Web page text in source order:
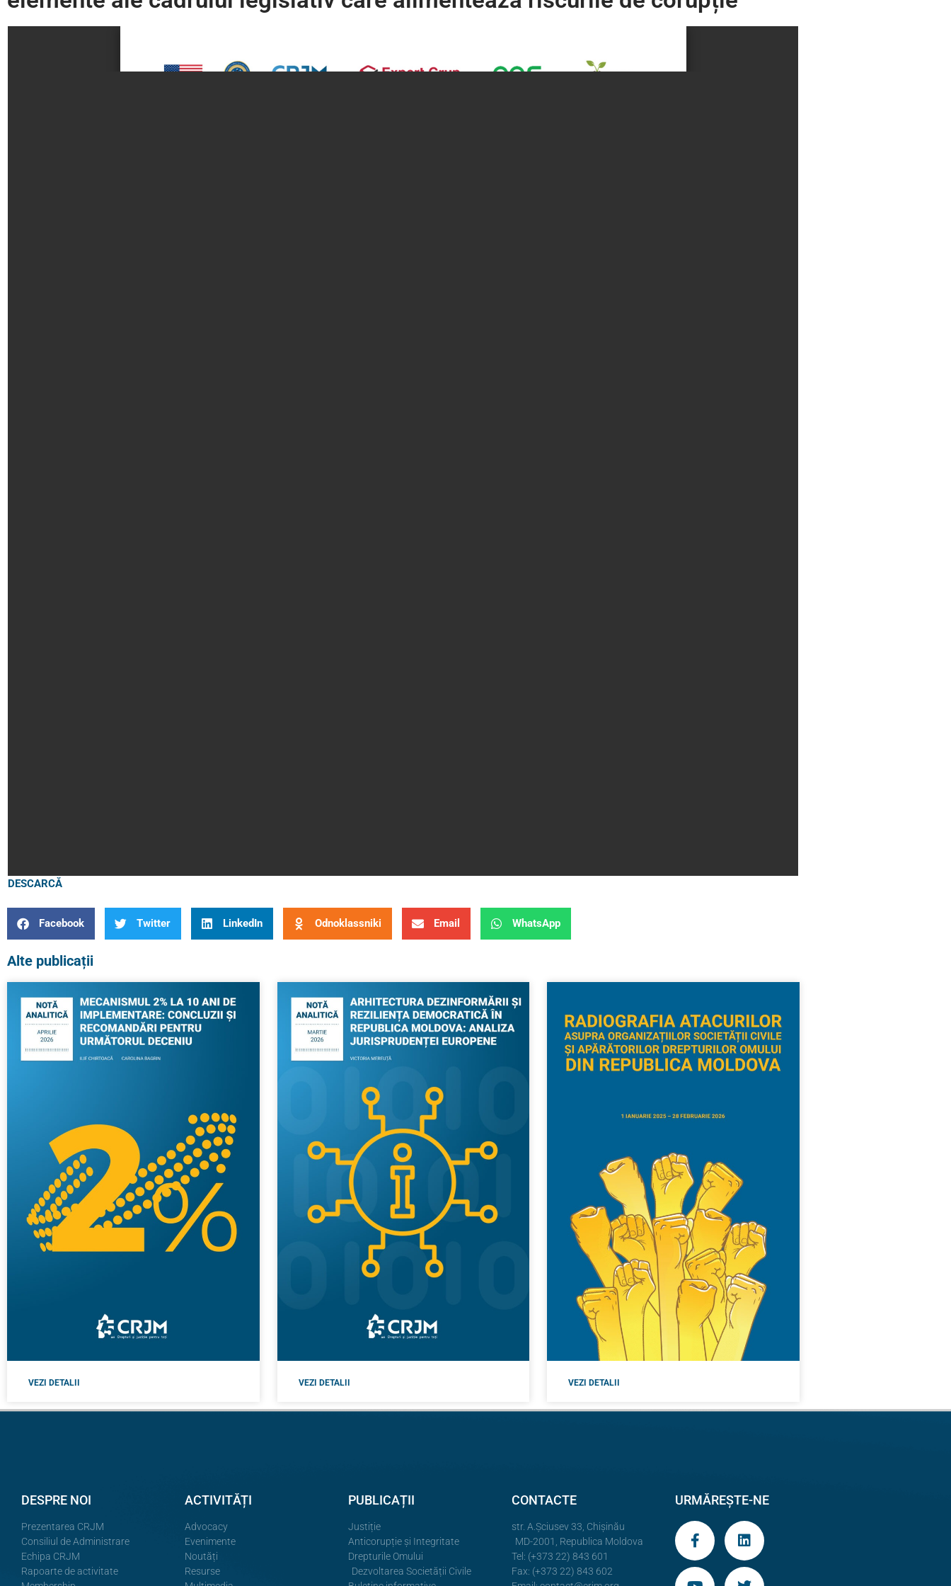
DESCARCĂ
Facebook Twitter LinkedIn Odnoklassniki Email WhatsApp
Alte publicații
VEZI DETALII VEZI DETALII VEZI DETALII
DESPRE NOI
Prezentarea CRJM
Consiliul de Administrare
Echipa CRJM
Rapoarte de activitate
ACTIVITĂȚI
Advocacy
Evenimente
Noutăți
Resurse
PUBLICAȚII
Justiție
Anticorupție și Integritate
Drepturile Omului
Dezvoltarea Societății Civile
CONTACTE
str. A.Şciusev 33, Chișinău
MD-2001, Republica Moldova
Tel: (+373 22) 843 601
Fax: (+373 22) 843 602
URMĂREȘTE-NE